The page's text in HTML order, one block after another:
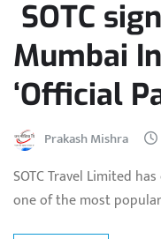
SOTC
Mumbai
‘Official
Prakash Mishra
SOTC Travel Limited
one of the most